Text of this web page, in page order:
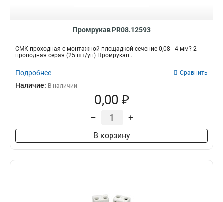
Промрукав PR08.12593
СМК проходная с монтажной площадкой сечение 0,08 - 4 мм? 2-
проводная серая (25 шт/уп) Промрукав...
Подробнее Сравнить
Наличие: В наличии
0,00 ₽
– +
В корзину